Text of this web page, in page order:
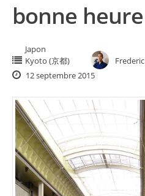
bonne heure
Japon
Kyoto (京都)
Frederic
12 septembre 2015